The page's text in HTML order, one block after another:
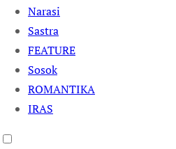
Narasi
Sastra
FEATURE
Sosok
ROMANTIKA
IRAS